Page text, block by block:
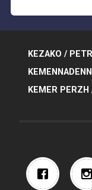
KEZAKO /
KEMER PERZH